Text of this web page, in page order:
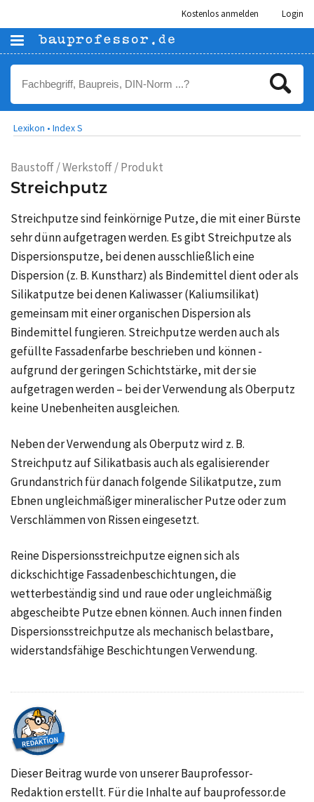
Kostenlos anmelden Login
Lexikon • Index S
Baustoff / Werkstoff / Produkt
Streichputz
Streichputze sind feinkörnige Putze, die mit einer Bürste
sehr dünn aufgetragen werden. Es gibt Streichputze als
Dispersionsputze, bei denen ausschließlich eine
Dispersion (z. B. Kunstharz) als Bindemittel dient oder als
Silikatputze bei denen Kaliwasser (Kaliumsilikat)
gemeinsam mit einer organischen Dispersion als
Bindemittel fungieren. Streichputze werden auch als
gefüllte Fassadenfarbe beschrieben und können -
aufgrund der geringen Schichtstärke, mit der sie
aufgetragen werden – bei der Verwendung als Oberputz
keine Unebenheiten ausgleichen.
Neben der Verwendung als Oberputz wird z. B.
Streichputz auf Silikatbasis auch als egalisierender
Grundanstrich für danach folgende Silikatputze, zum
Ebnen ungleichmäßiger mineralischer Putze oder zum
Verschlämmen von Rissen eingesetzt.
Reine Dispersionsstreichputze eignen sich als
dickschichtige Fassadenbeschichtungen, die
wetterbeständig sind und raue oder ungleichmäßig
abgescheibte Putze ebnen können. Auch innen finden
Dispersionsstreichputze als mechanisch belastbare,
widerstandsfähige Beschichtungen Verwendung.
Dieser Beitrag wurde von unserer Bauprofessor-
Redaktion erstellt. Für die Inhalte auf bauprofessor.de